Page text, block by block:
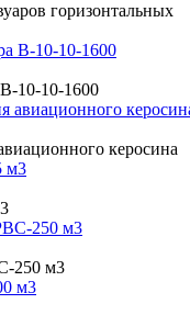
горизонтальных
В-10-10-1600
керосина
250 м3